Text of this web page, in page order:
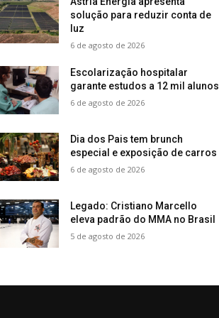
solução para reduzir conta de
luz
6 de agosto de 2026
Escolarização hospitalar
garante estudos a 12 mil alunos
6 de agosto de 2026
Dia dos Pais tem brunch
especial e exposição de carros
6 de agosto de 2026
Legado: Cristiano Marcello
eleva padrão do MMA no Brasil
5 de agosto de 2026